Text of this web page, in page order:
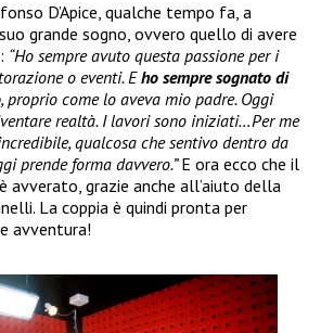
D’Apice, qualche tempo fa, a
grande sogno, ovvero quello di avere
“Ho sempre avuto questa passione per i
o eventi. Eho sempre sognato di
, proprio come lo aveva mio padre. Oggi
realtà. I lavori sono iniziati…Per me
qualcosa che sentivo dentro da
prende forma davvero.”E ora ecco che il
avverato, grazie anche all’aiuto della
La coppia è quindi pronta per
avventura!